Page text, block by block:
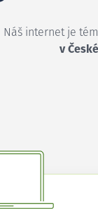
Náš internet je
v